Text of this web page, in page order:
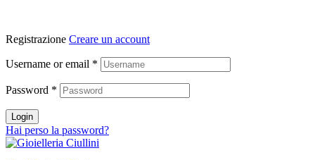
Registrazione Creare un account
Username or email *
Password *
Login
Hai perso la password?